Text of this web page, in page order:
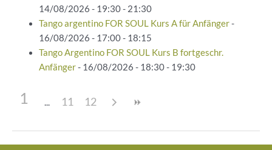
14/08/2026 - 19:30 - 21:30
Tango argentino FOR SOUL Kurs A für Anfänger-
16/08/2026 - 17:00 - 18:15
Tango Argentino FOR SOUL Kurs B fortgeschr.
Anfänger- 16/08/2026 - 18:30 - 19:30
1 11 12